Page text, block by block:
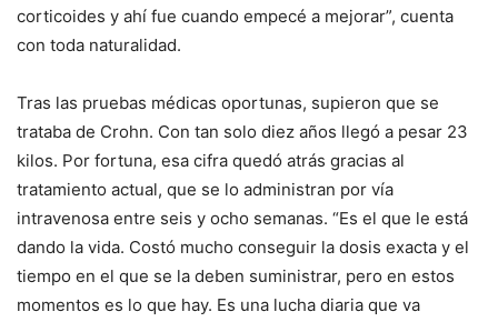
corticoides y ahí fue cuando empecé a mejorar”, cuenta
con toda naturalidad.
Tras las pruebas médicas oportunas, supieron que se
trataba de Crohn. Con tan solo diez años llegó a pesar 23
kilos. Por fortuna, esa cifra quedó atrás gracias al
tratamiento actual, que se lo administran por vía
intravenosa entre seis y ocho semanas. “Es el que le está
dando la vida. Costó mucho conseguir la dosis exacta y el
tiempo en el que se la deben suministrar, pero en estos
momentos es lo que hay. Es una lucha diaria que va